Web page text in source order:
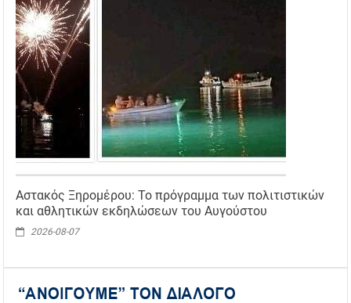
Αστακός Ξηρομέρου: Το πρόγραμμα των πολιτιστικών
και αθλητικών εκδηλώσεων του Αυγούστου
2026-08-07